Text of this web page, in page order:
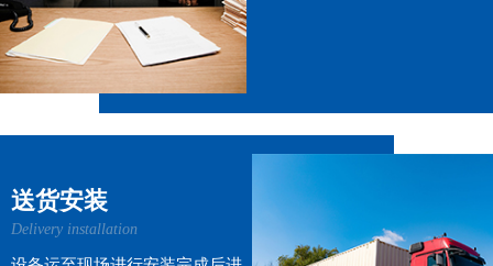
送货安装
Delivery installation